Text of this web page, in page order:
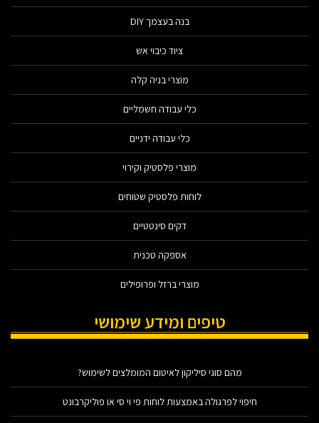
בנה בעצמך DIY
ציוד כיבוי אש
מוצרי בניה קלה
כלי עבודה חשמליים
כלי עבודה ידניים
מוצרי פלסטיק וקירוי
לוחות פלסטיק שטוחים
דקים סינטטיים
אספקה טכנית
מוצרי ברזל ופרופילים
טיפים ומידע שימושי
מהם סוגי סיליקון לאיטום המומלצים לשימוש?
חיפוי לפרגולה באמצעות לוחות פי וי סי או פוליקרבונט